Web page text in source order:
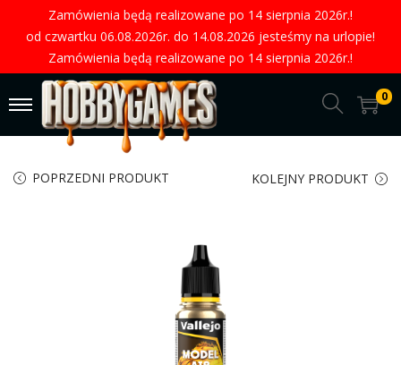
Zamówienia będą realizowane po 14 sierpnia 2026r.!
od czwartku 06.08.2026r. do 14.08.2026 jesteśmy na urlopie!
Zamówienia będą realizowane po 14 sierpnia 2026r.!
0
POPRZEDNI PRODUKT KOLEJNY PRODUKT